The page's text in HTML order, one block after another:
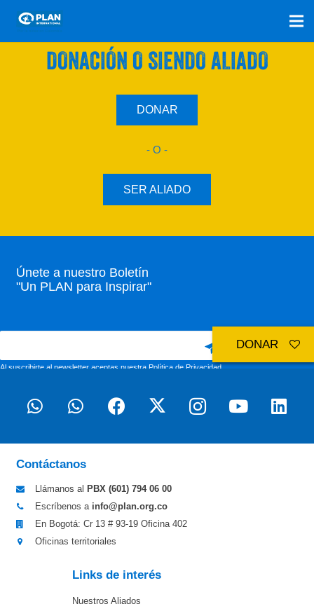
SÚMATE A NUESTRO PLAN CON UNA
DONACIÓN O SIENDO ALIADO
DONAR
- O -
SER ALIADO
Únete a nuestro Boletín
"Un PLAN para Inspirar"
Al suscribirte al newsletter aceptas nuestraPolítica de Privacidad
Contáctanos
Llámanos al PBX (601) 794 06 00
Escríbenos a info@plan.org.co
En Bogotá: Cr 13 # 93-19 Oficina 402
Oficinas territoriales
Links de interés
Nuestros Aliados
DONAR